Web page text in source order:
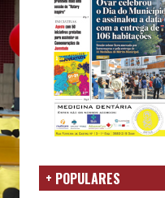
+ POPULARES